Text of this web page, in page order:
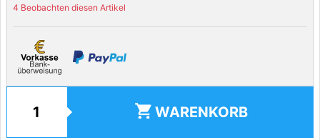
4 Beobachten diesen Artikel
shopping_cart WARENKORB